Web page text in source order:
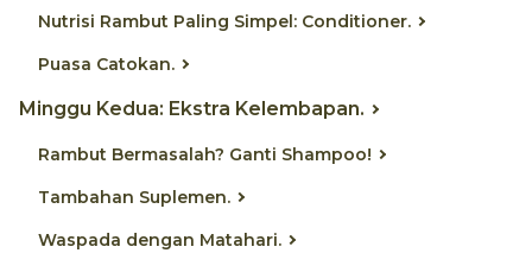
Nutrisi Rambut Paling Simpel: Conditioner.
Puasa Catokan.
Minggu Kedua: Ekstra Kelembapan.
Rambut Bermasalah? Ganti Shampoo!
Tambahan Suplemen.
Waspada dengan Matahari.